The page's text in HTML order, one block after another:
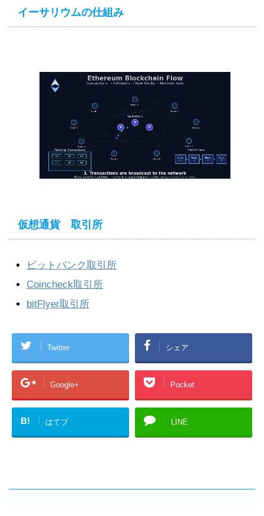
イーサリウムの仕組み
仮想通貨 取引所
ビットバンク取引所
Coincheck取引所
bitFlyer取引所
Twitter シェア
Google+ Pocket
B! はてブ LINE